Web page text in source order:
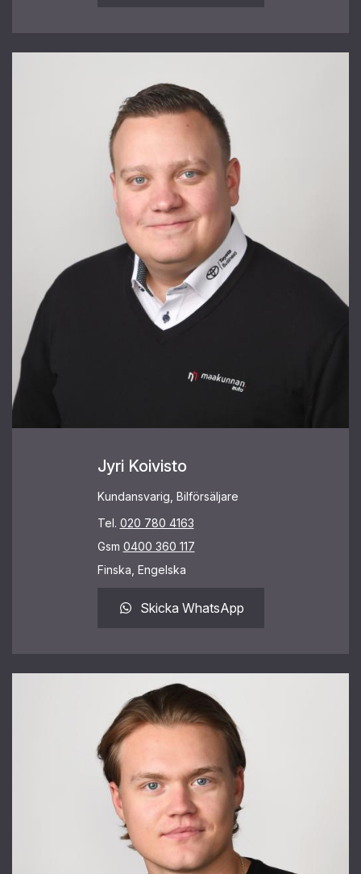
Jyri Koivisto
Kundansvarig, Bilförsäljare
Tel. 020 780 4163
Gsm 0400 360 117
Finska, Engelska
Skicka WhatsApp